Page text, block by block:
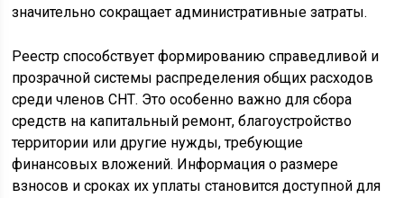
значительно сокращает административные затраты.
Реестр способствует формированию справедливой и
прозрачной системы распределения общих расходов
среди членов СНТ. Это особенно важно для сбора
средств на капитальный ремонт, благоустройство
территории или другие нужды, требующие
финансовых вложений. Информация о размере
взносов и сроках их уплаты становится доступной для